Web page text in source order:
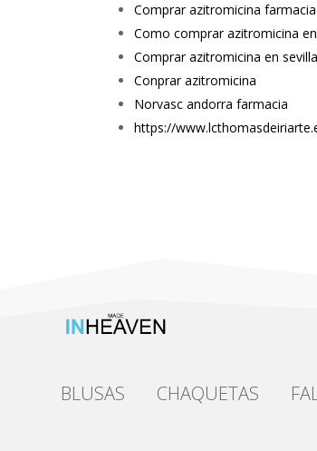
Comprar azitromicina
Como comprar azitromicina
Comprar azitromicina en sevilla
Conprar azitromicina
Norvasc andorra farmacia
https://
BLUSAS CHAQUETAS